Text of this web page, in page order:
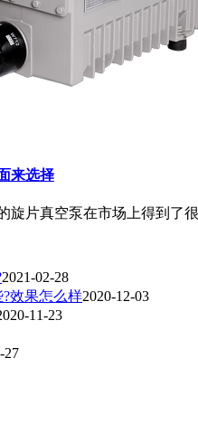
来选择
旋片真空泵在市场上得到了
2021-02-28
效果怎么样2020-12-03
11-23
27